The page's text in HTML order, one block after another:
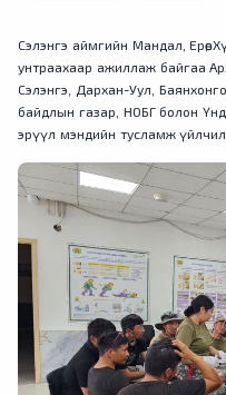
Сэлэнгэ аймгийн Мандал, Ерөө,
унтраахаар ажиллаж байгаа
Сэлэнгэ, Дархан-Уул,
байдлын газар, НОБГ болон
эрүүл мэндийн тусламж